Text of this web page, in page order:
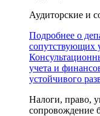
Аудиторские и
Подробнее о
сопутствующих
учета и
устойчивого
Налоги, право,
сопровождение